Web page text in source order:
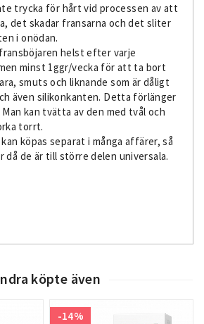
trycka för hårt vid processen av att
det skadar fransarna och det sliter
i onödan.
helst efter varje
minst 1ggr/vecka för att ta bort
smuts och liknande som är dåligt
även silikonkanten. Detta förlänger
kan tvätta av den med tvål och
torrt.
köpas separat i många affärer, så
då de är till större delen universala.
köpte även
-14%